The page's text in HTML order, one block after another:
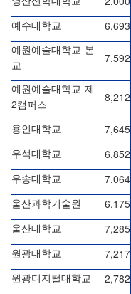
예수대학교 6,693
예원예술대학교-본
교
7,592
예원예술대학교-제
2캠퍼스
8,212
용인대학교 7,645
우석대학교 6,852
우송대학교 7,064
울산과학기술원 6,175
울산대학교 7,285
원광대학교 7,217
원광디지털대학교 2,782